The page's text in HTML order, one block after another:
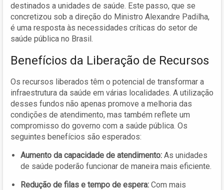
destinados a unidades de saúde. Este passo, que se
concretizou sob a direção do Ministro Alexandre Padilha,
é uma resposta às necessidades críticas do setor de
saúde pública no Brasil.
Benefícios da Liberação de Recursos
Os recursos liberados têm o potencial de transformar a
infraestrutura da saúde em várias localidades. A utilização
desses fundos não apenas promove a melhoria das
condições de atendimento, mas também reflete um
compromisso do governo com a saúde pública. Os
seguintes benefícios são esperados:
Aumento da capacidade de atendimento: As unidades
de saúde poderão funcionar de maneira mais eficiente.
Redução de filas e tempo de espera: Com mais